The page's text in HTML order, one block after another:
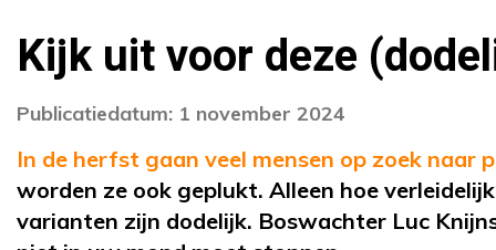
Kijk uit voor deze
Publicatiedatum: 1 november 2024
In de herfst gaan veel mensen op zoek naar
worden ze ook geplukt. Alleen hoe
varianten zijn dodelijk. Boswachter Luc